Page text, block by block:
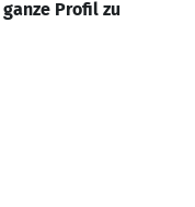
Profil zu